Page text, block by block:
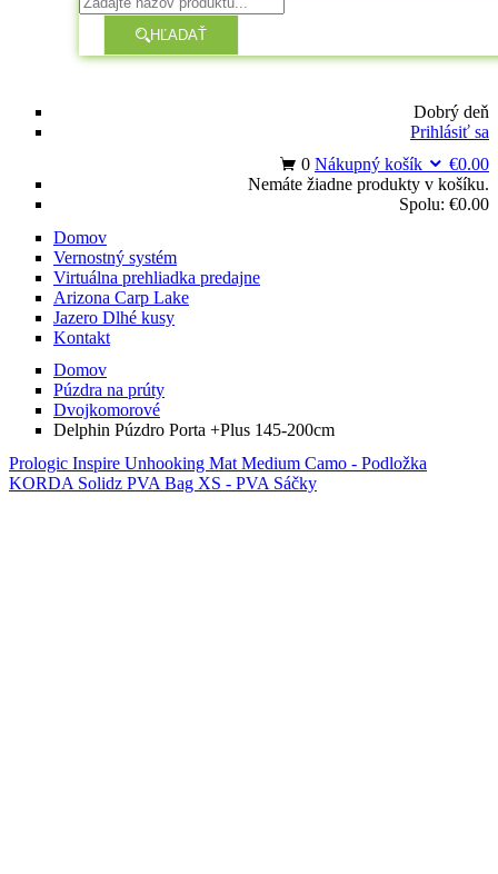
HĽADAŤ
Dobrý deň
Prihlásiť sa
0 Nákupný košík €0.00
Nemáte žiadne produkty v košíku.
Spolu: €0.00
Domov
Vernostný systém
Virtuálna prehliadka predajne
Arizona Carp Lake
Jazero Dlhé kusy
Kontakt
Domov
Púzdra na prúty
Dvojkomorové
Delphin Púzdro Porta +Plus 145-200cm
Prologic Inspire Unhooking Mat Medium Camo - Podložka
KORDA Solidz PVA Bag XS - PVA Sáčky